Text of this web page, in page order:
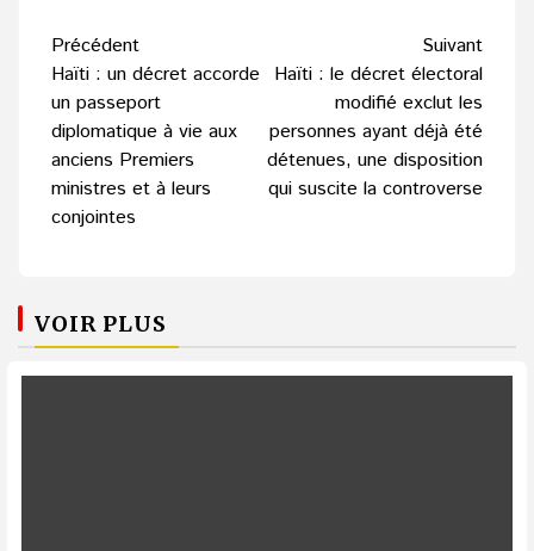
Navigation
d’article
Précédent
Haïti : un décret accorde
un passeport
diplomatique à vie aux
anciens Premiers
ministres et à leurs
conjointes
Suivant
Haïti : le décret électoral
modifié exclut les
personnes ayant déjà été
détenues, une disposition
qui suscite la controverse
VOIR PLUS